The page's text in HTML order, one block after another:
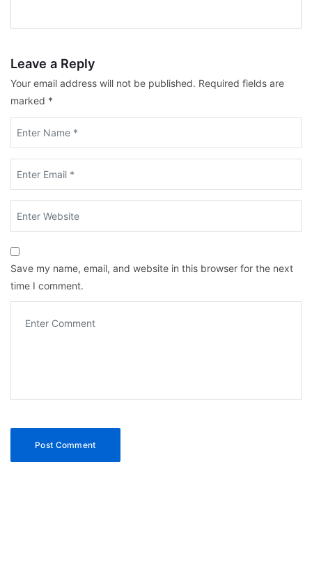
Leave a Reply
Your email address will not be published. Required fields are
marked *
Save my name, email, and website in this browser for the next
time I comment.